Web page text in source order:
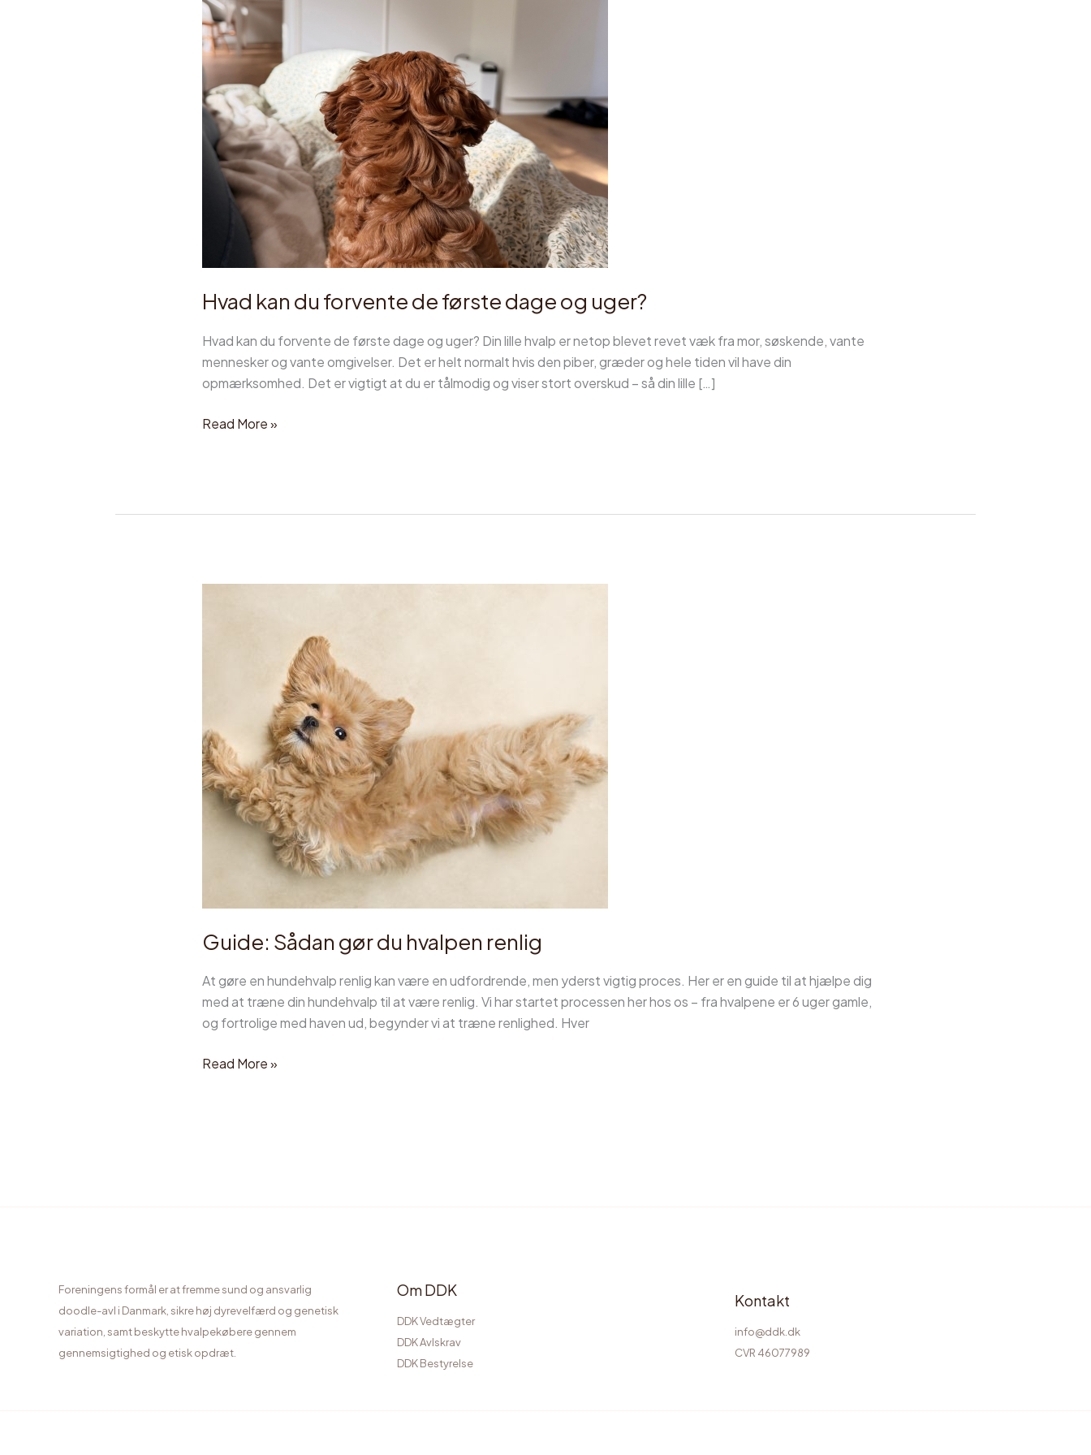
Hvad kan du forvente de første dage og uger?
Hvad kan du forvente de første dage og uger? Din lille hvalp er netop blevet revet væk fra mor, søskende, vante
mennesker og vante omgivelser. Det er helt normalt hvis den piber, græder og hele tiden vil have din
opmærksomhed. Det er vigtigt at du er tålmodig og viser stort overskud – så din lille […]
forvente
de
første
dage
og
uger?
Read More »
Guide: Sådan gør du hvalpen renlig
At gøre en hundehvalp renlig kan være en udfordrende, men yderst vigtig proces. Her er en guide til at hjælpe dig
med at træne din hundehvalp til at være renlig. Vi har startet processen her hos os – fra hvalpene er 6 uger gamle,
og fortrolige med haven ud, begynder vi at træne renlighed. Hver
Read More »
Foreningens formål er at fremme sund og ansvarlig
doodle-avl i Danmark, sikre høj dyrevelfærd og genetisk
variation, samt beskytte hvalpekøbere gennem
gennemsigtighed og etisk opdræt.
Om DDK
DDK Vedtægter
DDK Avlskrav
DDK Bestyrelse
Kontakt
info@ddk.dk
CVR 46077989